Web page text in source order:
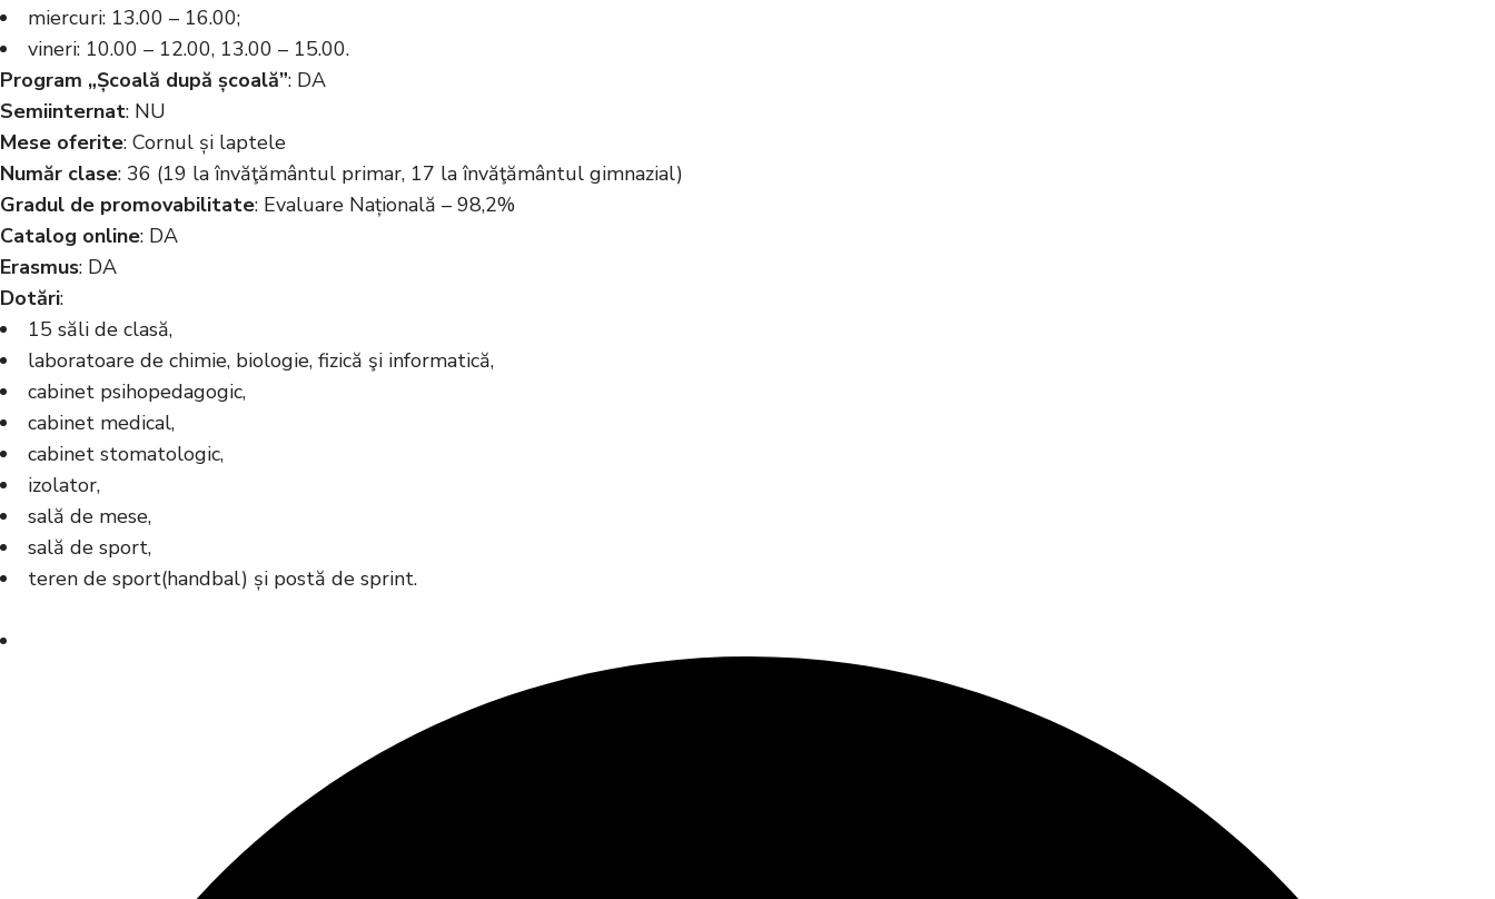
miercuri: 13.00 – 16.00;
vineri: 10.00 – 12.00, 13.00 – 15.00.
Program „Școală după școală”: DA
Semiinternat: NU
Mese oferite: Cornul și laptele
Număr clase: 36 (19 la învăţământul primar, 17 la învăţământul gimnazial)
Gradul de promovabilitate: Evaluare Națională – 98,2%
Catalog online: DA
Erasmus: DA
Dotări:
15 săli de clasă,
laboratoare de chimie, biologie, fizică şi informatică,
cabinet psihopedagogic,
cabinet medical,
cabinet stomatologic,
izolator,
sală de mese,
sală de sport,
teren de sport(handbal) și postă de sprint.